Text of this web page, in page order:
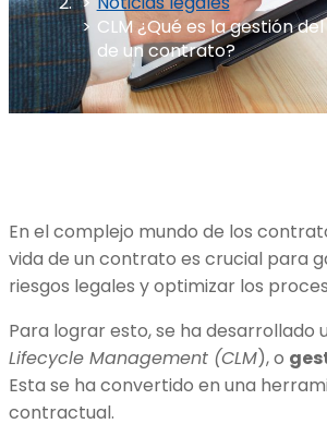
CLM ¿Qué es la gestión
de un contrato?
En el complejo mundo de los
vida de un contrato es crucial para
riesgos legales y optimizar los
Para lograr esto, se ha
Lifecycle Management (CLM), o
Esta se ha convertido en una
contractual.